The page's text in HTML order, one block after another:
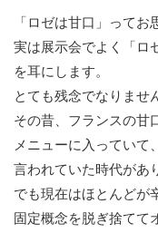
「ロゼは甘口」って
実は展示会でよく「ロ
を耳にします。
とても残念でなりませ
その昔、フランスの甘
メニューに入っていて
言われていた時代があ
でも現在はほとんどが
固定概念を脱ぎ捨てて